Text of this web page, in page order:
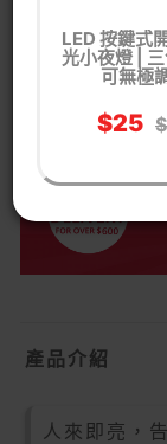
WhastApp客
產品介紹
人來即亮，
LED 按鍵式
光小夜燈 |
可無極
$25